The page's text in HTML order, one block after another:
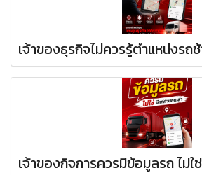
เจ้าของธุรกิจไม่ควรรู้ตำแหน่งรถ
เจ้าของกิจการควรมีข้อมูลรถ ไม่